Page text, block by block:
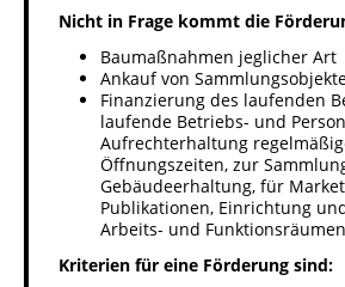
Nicht in Frage kommt die
Baumaßnahmen jeglicher Art
Ankauf von
Finanzierung des laufenden
laufende Betriebs- und
Aufrechterhaltung
Öffnungszeiten, zur
Gebäudeerhaltung, für
Publikationen, Einrichtung
Arbeits- und
Kriterien für eine Förderung sind:
Porzellanmuseum Schloss Fürstenberg